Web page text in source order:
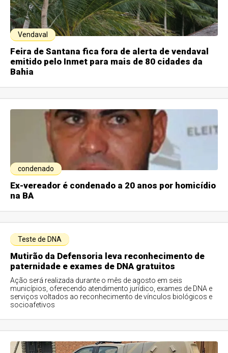
Vendaval
Feira de Santana fica fora de alerta de vendaval
emitido pelo Inmet para mais de 80 cidades da
Bahia
condenado
Ex-vereador é condenado a 20 anos por homicídio
na BA
Teste de DNA
Mutirão da Defensoria leva reconhecimento de
paternidade e exames de DNA gratuitos
Ação será realizada durante o mês de agosto em seis
municípios, oferecendo atendimento jurídico, exames de DNA e
serviços voltados ao reconhecimento de vínculos biológicos e
socioafetivos